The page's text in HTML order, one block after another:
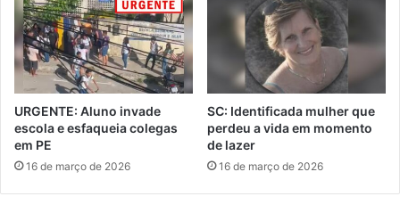
URGENTE: Aluno invade
escola e esfaqueia colegas
em PE
16 de março de 2026
SC: Identificada mulher que
perdeu a vida em momento
de lazer
16 de março de 2026